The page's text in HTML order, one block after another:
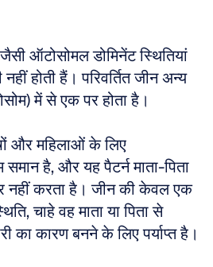
ऑटोसोमल डोमिनेंट स्थितियां
होती हैं। परिवर्तित जीन अन्य
में से एक पर होता है।
और महिलाओं के लिए
है, और यह पैटर्न माता-पिता
नहीं करता है। जीन की केवल एक
चाहे वह माता या पिता से